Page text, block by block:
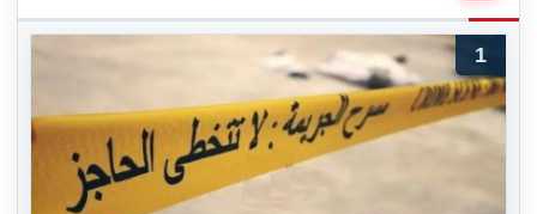
1